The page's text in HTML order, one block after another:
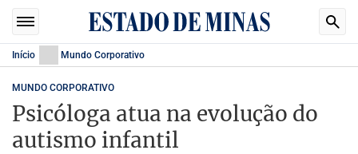
Início Mundo Corporativo
MUNDO CORPORATIVO
Psicóloga atua na evolução do
autismo infantil